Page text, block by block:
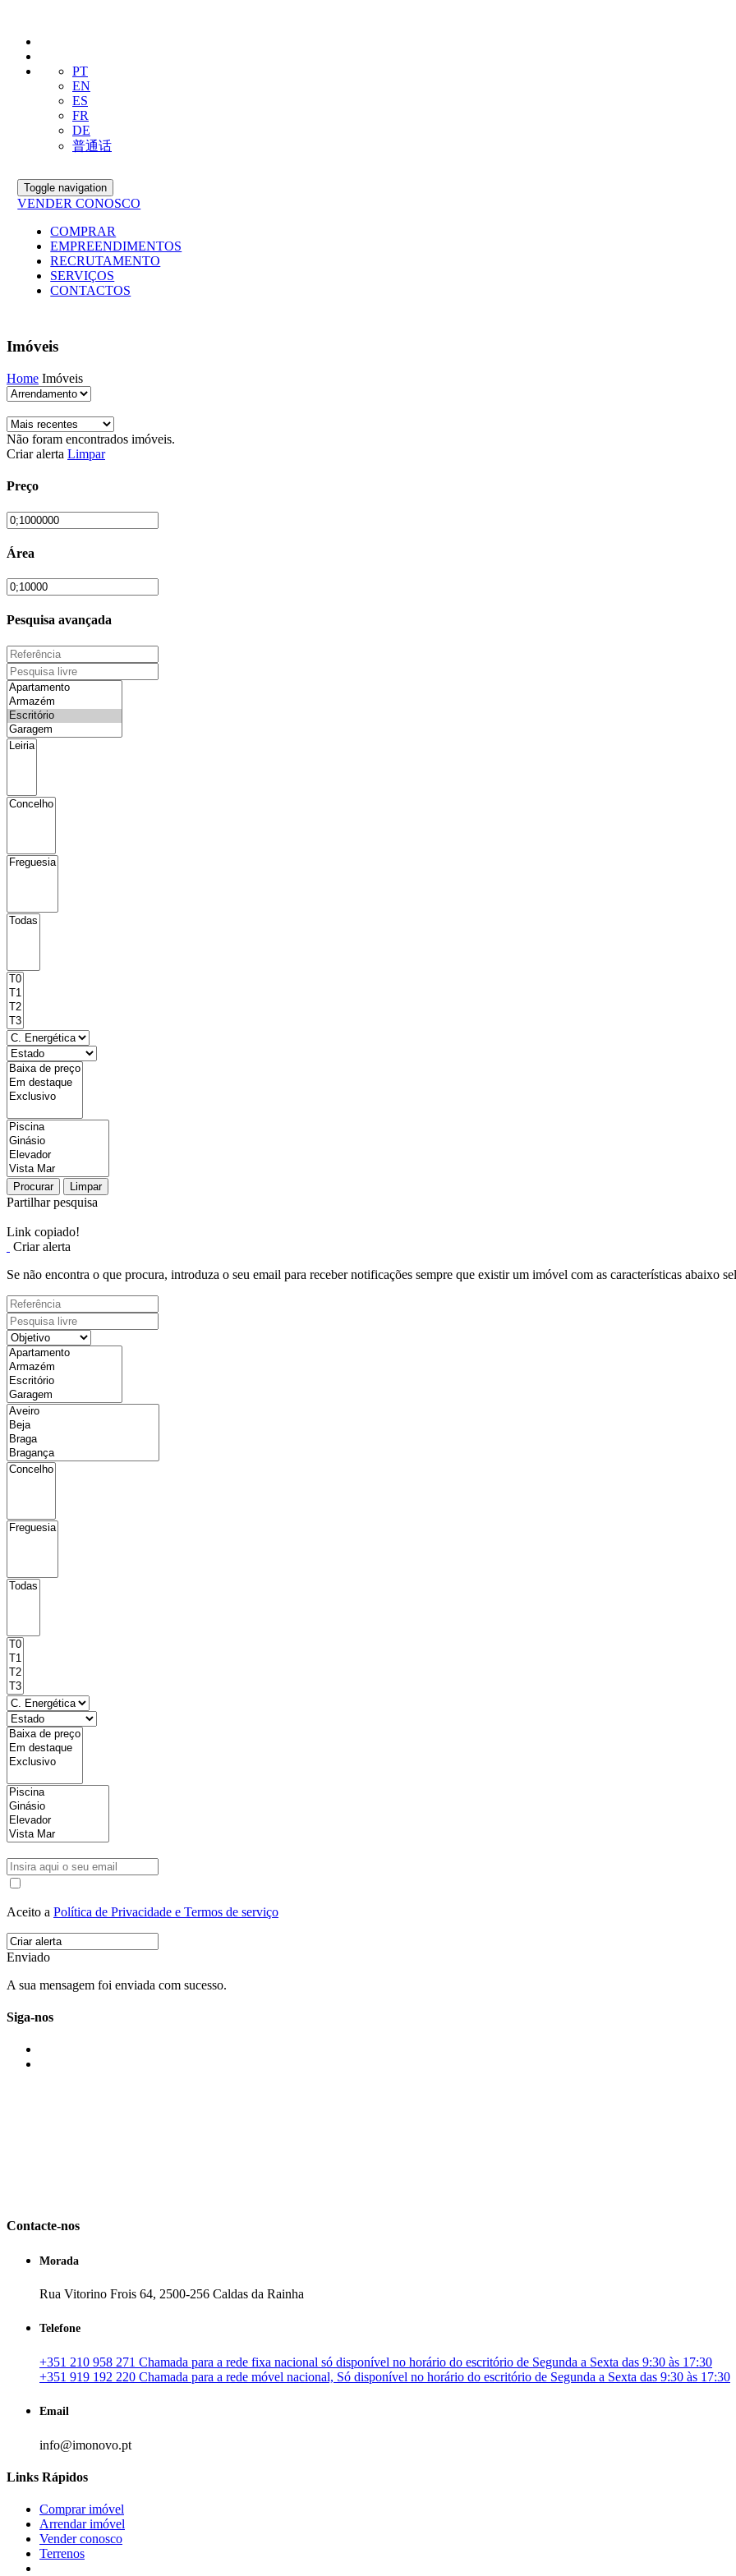
PT
EN
ES
FR
DE
普通话
Toggle navigation
VENDER CONOSCO
COMPRAR
EMPREENDIMENTOS
RECRUTAMENTO
SERVIÇOS
CONTACTOS
Imóveis
Home Imóveis
Não foram encontrados imóveis.
Criar alerta Limpar
Preço
Área
Pesquisa avançada
Procurar Limpar
Partilhar pesquisa
Link copiado!
Criar alerta
Se não encontra o que procura, introduza o seu email para receber notificações sempre que existir um imóvel com as características abaixo
Aceito a Política de Privacidade e Termos de serviço
Enviado
A sua mensagem foi enviada com sucesso.
Siga-nos
Contacte-nos
Morada
Rua Vitorino Frois 64, 2500-256 Caldas da Rainha
Telefone
+351 210 958 271 Chamada para a rede fixa nacional só disponível no horário do escritório de Segunda a Sexta das 9:30 às 17:30
+351 919 192 220 Chamada para a rede móvel nacional, Só disponível no horário do escritório de Segunda a Sexta das 9:30 às 17:30
Email
info@imonovo.pt
Links Rápidos
Comprar imóvel
Arrendar imóvel
Vender conosco
Terrenos